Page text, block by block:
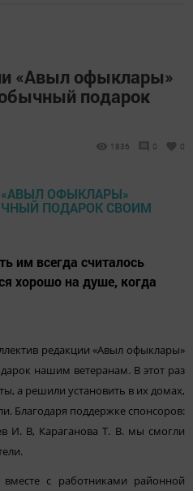
«Авыл офыклары»
подарок
1836 0 0
им всегда считалось
хорошо на душе, когда
редакции «Авыл офыклары»
нашим ветеранам. В этот раз
а решили установить в их домах,
Благодаря поддержке спонсоров:
И. В, Караганова Т. В. мы смогли
с работниками районной